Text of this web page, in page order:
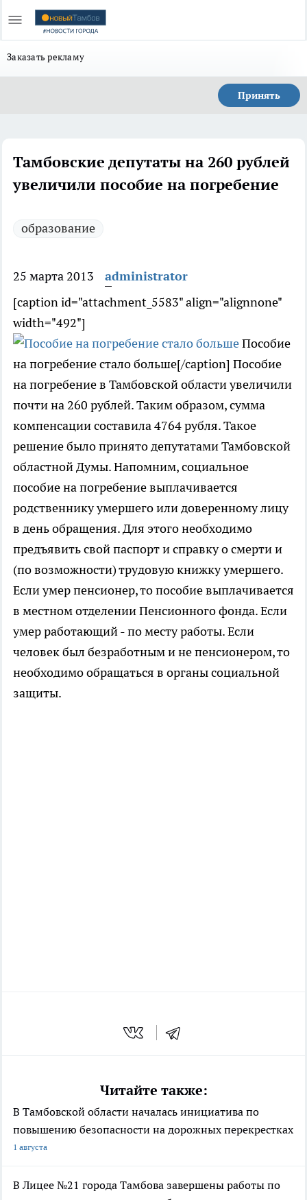
Заказать рекламу
Принять
Тамбовские депутаты на 260 рублей
увеличили пособие на погребение
образование
25 марта 2013
administrator
[caption id="attachment_5583" align="alignnone"
width="492"]
Пособие
на погребение стало больше[/caption] Пособие
на погребение в Тамбовской области увеличили
почти на 260 рублей. Таким образом, сумма
компенсации составила 4764 рубля. Такое
решение было принято депутатами Тамбовской
областной Думы. Напомним, социальное
пособие на погребение выплачивается
родственнику умершего или доверенному лицу
в день обращения. Для этого необходимо
предъявить свой паспорт и справку о смерти и
(по возможности) трудовую книжку умершего.
Если умер пенсионер, то пособие выплачивается
в местном отделении Пенсионного фонда. Если
умер работающий - по месту работы. Если
человек был безработным и не пенсионером, то
необходимо обращаться в органы социальной
защиты.
Читайте также:
В Тамбовской области началась инициатива по
повышению безопасности на дорожных перекрестках
1 августа
В Лицее №21 города Тамбова завершены работы по